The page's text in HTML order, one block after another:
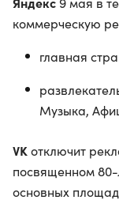
коммерческую
главная
Музыка,
VK отключит
посвященном
основных